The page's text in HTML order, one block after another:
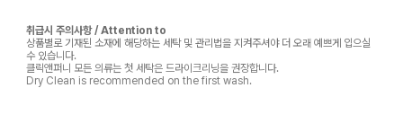
취급시 주의사항 / Attention to
상품별로 기재된 소재에 해당하는 세탁 및 관리법을 지켜주셔야 더 오래 예쁘게 입으실
수 있습니다.
클릭앤퍼니 모든 의류는 첫 세탁은 드라이크리닝을 권장합니다.
Dry Clean is recommended on the first wash.